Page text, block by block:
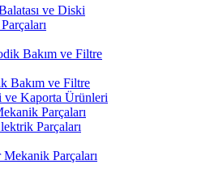
ve Diski
Bakım ve Filtre
Bakım ve Filtre
ve Kaporta Ürünleri
Parçaları
Parçaları
Parçaları